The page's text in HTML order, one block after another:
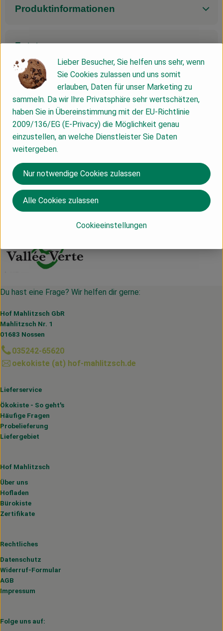
Produktinformationen
Zutaten
Nährwert-Info
Produktdatenblatt
Herkunft
Schweiz
Vallée Verte
Du hast eine Frage? Wir helfen dir gerne:
Hof Mahlitzsch GbR
Mahlitzsch Nr. 1
01683 Nossen
035242-65620
oekokiste (at) hof-mahlitzsch.de
Lieferservice
Ökokiste - So geht's
Häufige Fragen
Probelieferung
Liefergebiet
Hof Mahlitzsch
Über uns
Hofladen
Bürokiste
Zertifikate
Rechtliches
Datenschutz
Widerruf-Formular
AGB
Impressum
Folge uns auf:
Lieber Besucher, Sie helfen uns sehr, wenn
Sie Cookies zulassen und uns somit
erlauben, Daten für unser Marketing zu
sammeln. Da wir Ihre Privatsphäre sehr wertschätzen,
haben Sie in Übereinstimmung mit der EU-Richtlinie
2009/136/EG (E-Privacy) die Möglichkeit genau
einzustellen, an welche Dienstleister Sie Daten
weitergeben.
Cookieeinstellungen
Nur notwendige Cookies zulassen
Alle Cookies zulassen